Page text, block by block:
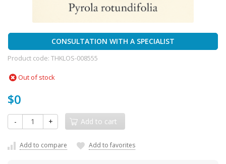
CONSULTATION WITH A SPECIALIST
Product code: THKLOS-008555
Out of stock
$0
- + Add to cart
Add to compare Add to favorites